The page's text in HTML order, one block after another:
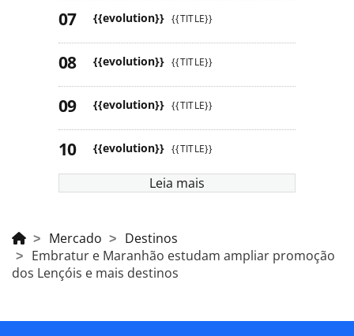
{{evolution}} {{TITLE}}
{{evolution}} {{TITLE}}
{{evolution}} {{TITLE}}
{{evolution}} {{TITLE}}
Leia mais
Mercado
Destinos
Embratur e Maranhão estudam ampliar promoção
dos Lençóis e mais destinos